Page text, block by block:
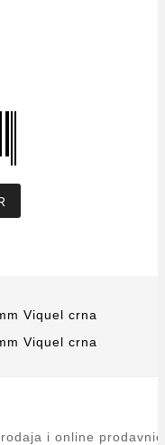
i online